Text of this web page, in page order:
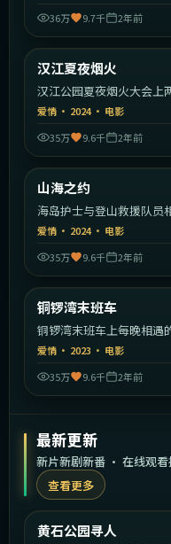
36万
9.7千 2年前
热门
汉江夏夜烟火
汉江公园夏夜烟火大会上
此追寻。
爱情 · 2024· 电影
35万
9.6千 2年前
热门
山海之约
海岛护士与登山救援队员
救援中真情爆发。
爱情 · 2024· 电影
35万
9.6千 2年前
热门
铜锣湾末班车
铜锣湾末班车上每晚相遇
爱情 · 2023 · 电影
35万
9.6千 2年前
最新更新
新片新剧新番 · 在线观
查看更多
最新
黄石公园寻人